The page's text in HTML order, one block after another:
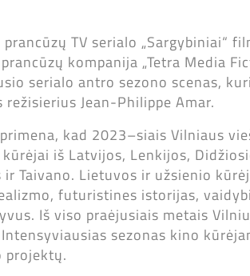
TV serialo „Sargybiniai“
kompanija „Tetra Media
serialo antro sezono scenas,
Jean-Philippe Amar.
kad 2023–siais Vilniaus
iš Latvijos, Lenkijos,
ir Taivano. Lietuvos ir užsienio
futuristines istorijas,
Iš viso praėjusiais metais
sezonas kino